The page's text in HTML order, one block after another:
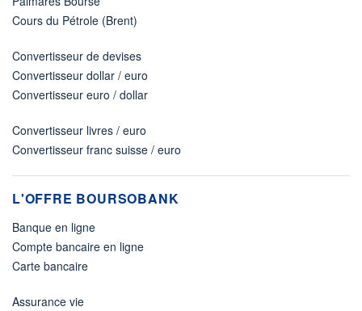
Cours du Pétrole (Brent)
Convertisseur de devises
Convertisseur dollar / euro
Convertisseur euro / dollar
Convertisseur livres / euro
Convertisseur franc suisse / euro
L'OFFRE BOURSOBANK
Banque en ligne
Compte bancaire en ligne
Carte bancaire
Assurance vie